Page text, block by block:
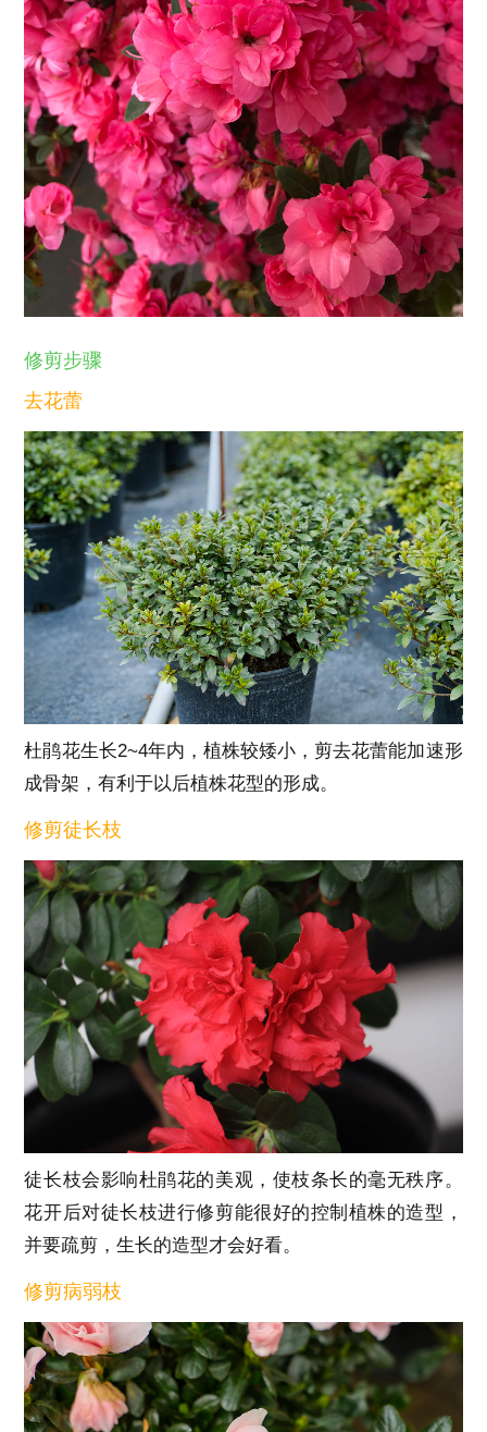
修剪步骤
去花蕾
杜鹃花生长2~4年内，植株较矮小，剪去花蕾能加速形
成骨架，有利于以后植株花型的形成。
修剪徒长枝
徒长枝会影响杜鹃花的美观，使枝条长的毫无秩序。
花开后对徒长枝进行修剪能很好的控制植株的造型，
并要疏剪，生长的造型才会好看。
修剪病弱枝